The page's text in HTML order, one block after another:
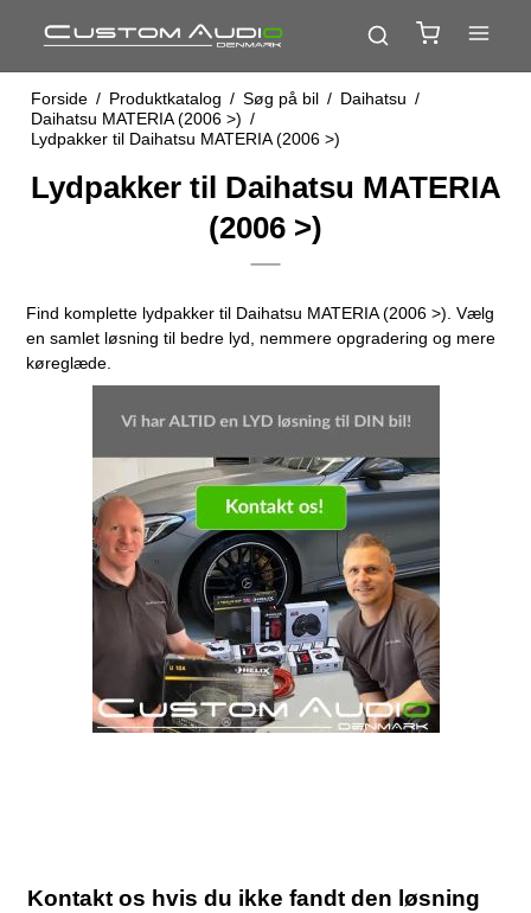
Forside / Produktkatalog / Søg på bil / Daihatsu /
Daihatsu MATERIA (2006 >) /
Lydpakker til Daihatsu MATERIA (2006 >)
Lydpakker til Daihatsu MATERIA
(2006 >)
Find komplette lydpakker til Daihatsu MATERIA (2006 >). Vælg
en samlet løsning til bedre lyd, nemmere opgradering og mere
køreglæde.
Kontakt os hvis du ikke fandt den løsning